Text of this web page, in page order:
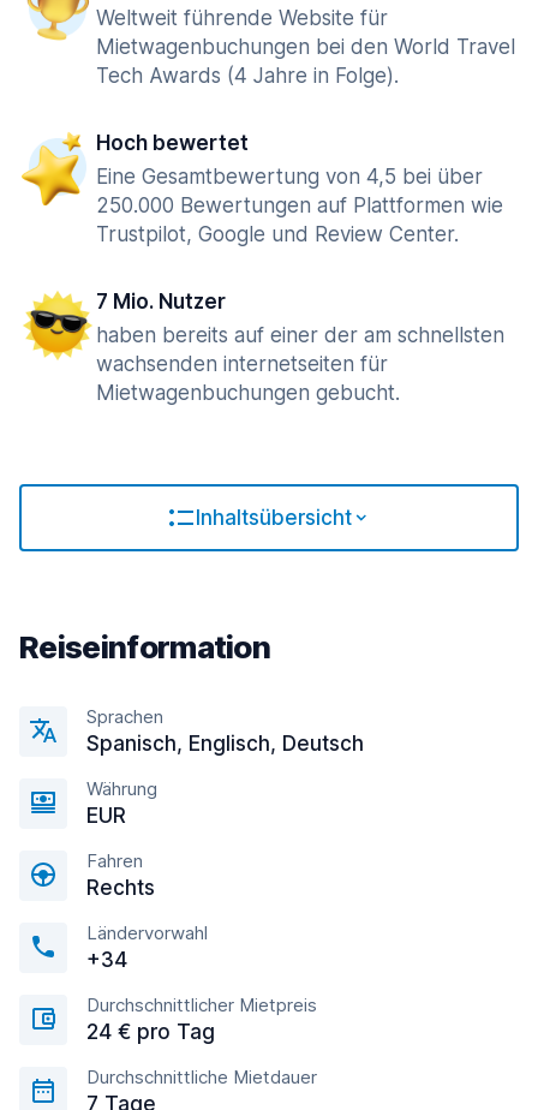
Weltweit führende Website für
Mietwagenbuchungen bei den World Travel
Tech Awards (4 Jahre in Folge).
Hoch bewertet
Eine Gesamtbewertung von 4,5 bei über
250.000 Bewertungen auf Plattformen wie
Trustpilot, Google und Review Center.
7 Mio. Nutzer
haben bereits auf einer der am schnellsten
wachsenden internetseiten für
Mietwagenbuchungen gebucht.
Inhaltsübersicht
Reiseinformation
Sprachen
Spanisch, Englisсh, Deutsch
Währung
EUR
Fahren
Rechts
Ländervorwahl
+34
Durchschnittlicher Mietpreis
24 € pro Tag
Durchschnittliche Mietdauer
7 Tage